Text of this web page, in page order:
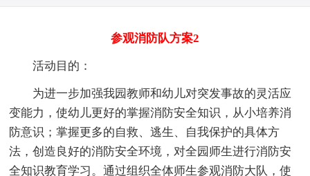
参观消防队方案2
活动目的：
为进一步加强我园教师和幼儿对突发事故的灵活应
变能力，使幼儿更好的掌握消防安全知识，从小培养消
防意识；掌握更多的自救、逃生、自我保护的具体方
法，创造良好的消防安全环境，对全园师生进行消防安
全知识教育学习。通过组织全体师生参观消防大队，使